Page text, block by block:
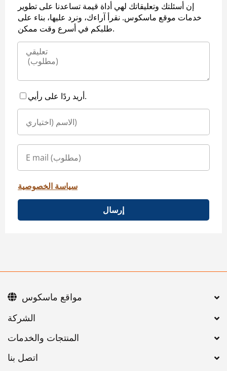
إن أسئلتك وتعليقاتك لهي أداة قيمة تساعدنا على تطوير
خدمات موقع ماسكوس. نقرأ آراءك، ونرد عليها، بناء على
طلبكم في أسرع وقت ممكن.
أريد ردًا على رأيي.
سياسة الخصوصية
إرسال
اتصل بنا
مواقع ماسكوس